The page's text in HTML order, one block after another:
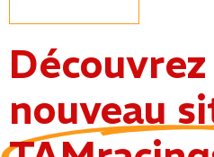
nouveau